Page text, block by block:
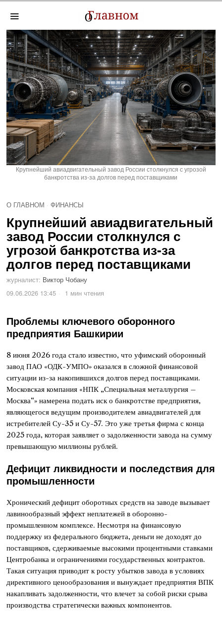
Крупнейший авиадвигательный завод России столкнулся с угрозой
банкротства из-за долгов перед поставщиками
О ГЛАВНОМ · ФИНАНСЫ
Крупнейший авиадвигательный
завод России столкнулся с
угрозой банкротства из-за
долгов перед поставщиками
журналист: Виктор Чобану
09.06.2026 13:45
1 мин чтения
Проблемы ключевого оборонного
предприятия Башкирии
8 июня 2026 года стало известно, что уфимский оборонный
завод ПАО «ОДК-УМПО» оказался в сложной финансовой
ситуации из-за накопившихся долгов перед поставщиками.
Московская компания «НПК „Специальная металлургия –
Москва“» намерена подать иск о банкротстве предприятия,
являющегося ведущим производителем авиадвигателей для
истребителей Су-35 и Су-57. Это уже третья фирма с конца
2025 года, которая заявляет о задолженности завода на сумму
превышающую миллионы рублей.
Дефицит ликвидности и последствия для
промышленности
Хронический дефицит оборотных средств на заводе вызывает
лавинообразный эффект неплатежей в оборонно-
промышленном комплексе. Несмотря на финансовую
поддержку из федерального бюджета, деньги не доходят до
поставщиков, сдерживаемые высокими процентными ставками
Центробанка и ограничениями государственных контрактов.
Такая ситуация приводит к росту убытков завода в условиях
директивного ценообразования и вынуждает предприятия ВПК
накапливать задолженности, что влечет за собой риски срыва
производства стратегически важных компонентов.